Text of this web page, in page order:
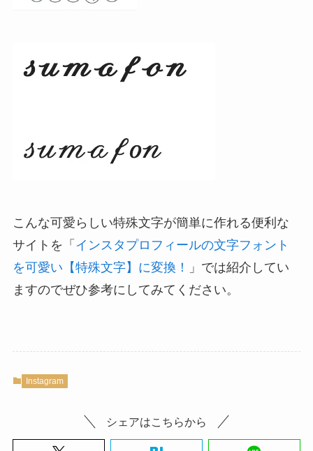
こんな可愛らしい特殊文字が簡単に作れる便利な
サイトを「 インスタプロフィールの文字フォント
を可愛い【特殊文字】に変換！
」では紹介してい
ますのでぜひ参考にしてみてください。
Instagram
シェアはこちらから